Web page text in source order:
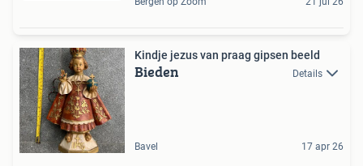
Kindje jezus van praag gipsen beeld
Bieden Details
Bavel 17 apr 26